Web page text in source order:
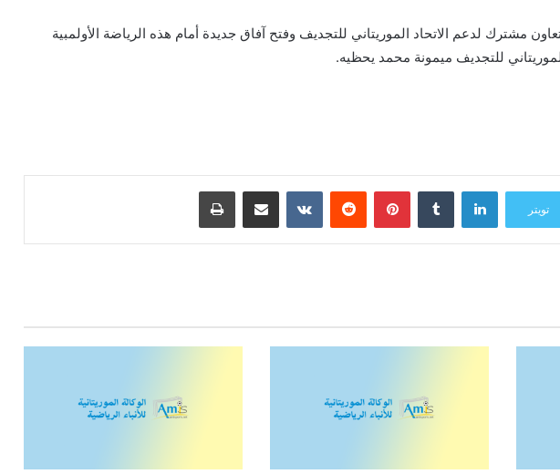
مشترك لدعم الاتحاد الموريتاني للتجديف وفتح آفاق جديدة أمام هذه الرياضة الأولمبية
للتجديف ميمونة محمد يحظيه.
تويتر
لينكدإن بينتيريست مشاركة عبر البريد طباعة